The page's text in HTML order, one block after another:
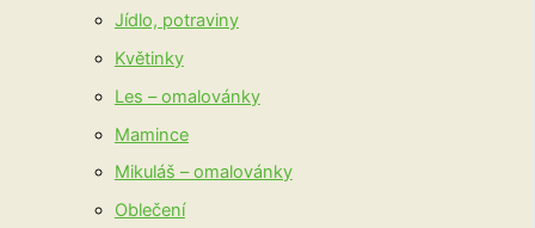
Jídlo, potraviny
Květinky
Les – omalovánky
Mamince
Mikuláš – omalovánky
Oblečení